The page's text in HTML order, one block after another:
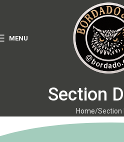
MENU
Section
Home Section